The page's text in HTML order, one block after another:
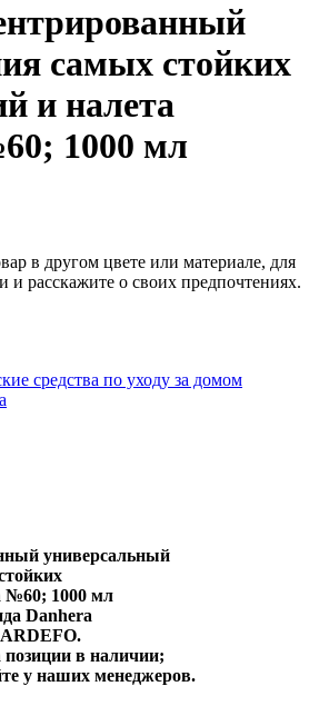
самых стойких
и налета
1000 мл
в другом цвете или материале, для
и расскажите о своих предпочтениях.
средства по уходу за домом
универсальный
№60; 1000 мл
Danhera
в наличии;
у наших менеджеров.